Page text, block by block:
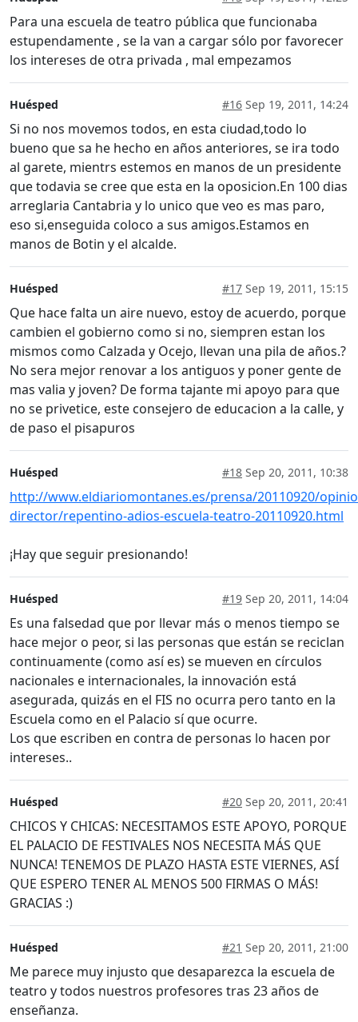
Para una escuela de teatro pública que funcionaba
estupendamente , se la van a cargar sólo por favorecer
los intereses de otra privada , mal empezamos
Huésped #16 Sep 19, 2011, 14:24
Si no nos movemos todos, en esta ciudad,todo lo
bueno que sa he hecho en años anteriores, se ira todo
al garete, mientrs estemos en manos de un presidente
que todavia se cree que esta en la oposicion.En 100 dias
arreglaria Cantabria y lo unico que veo es mas paro,
eso si,enseguida coloco a sus amigos.Estamos en
manos de Botin y el alcalde.
Huésped #17 Sep 19, 2011, 15:15
Que hace falta un aire nuevo, estoy de acuerdo, porque
cambien el gobierno como si no, siempren estan los
mismos como Calzada y Ocejo, llevan una pila de años.?
No sera mejor renovar a los antiguos y poner gente de
mas valia y joven? De forma tajante mi apoyo para que
no se privetice, este consejero de educacion a la calle, y
de paso el pisapuros
Huésped #18 Sep 20, 2011, 10:38
http://www.eldiariomontanes.es/prensa/20110920/
director/repentino-adios-escuela-teatro-20110920.html
¡Hay que seguir presionando!
Huésped #19 Sep 20, 2011, 14:04
Es una falsedad que por llevar más o menos tiempo se
hace mejor o peor, si las personas que están se reciclan
continuamente (como así es) se mueven en círculos
nacionales e internacionales, la innovación está
asegurada, quizás en el FIS no ocurra pero tanto en la
Escuela como en el Palacio sí que ocurre.
Los que escriben en contra de personas lo hacen por
intereses..
Huésped #20 Sep 20, 2011, 20:41
CHICOS Y CHICAS: NECESITAMOS ESTE APOYO, PORQUE
EL PALACIO DE FESTIVALES NOS NECESITA MÁS QUE
NUNCA! TENEMOS DE PLAZO HASTA ESTE VIERNES, ASÍ
QUE ESPERO TENER AL MENOS 500 FIRMAS O MÁS!
GRACIAS :)
Huésped #21 Sep 20, 2011, 21:00
Me parece muy injusto que desaparezca la escuela de
teatro y todos nuestros profesores tras 23 años de
enseñanza.